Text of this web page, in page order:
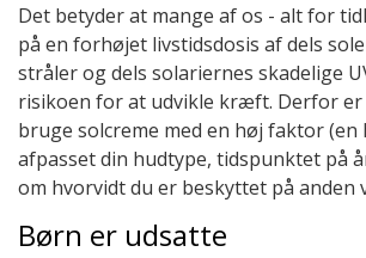
Det betyder at mange af os - alt for
på en forhøjet livstidsdosis af dels
stråler og dels solariernes skadelige
risikoen for at udvikle kræft. Derfor
bruge solcreme med en høj faktor (en
afpasset din hudtype, tidspunktet på
om hvorvidt du er beskyttet på anden
Børn er udsatte